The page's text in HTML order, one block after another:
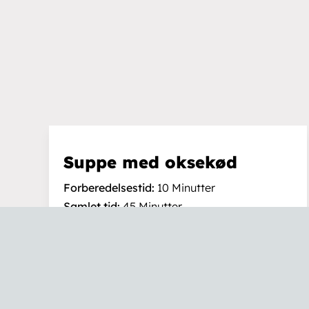
Suppe med oksekød
Forberedelsestid: 10 Minutter
Samlet tid:45 Minutter